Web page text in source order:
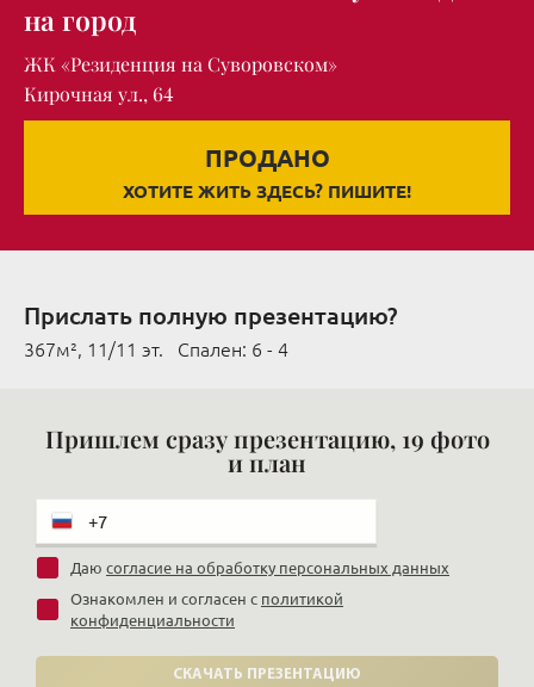
на город
ЖК «Резиденция на Суворовском»
Кирочная ул., 64
ПРОДАНО
ХОТИТЕ ЖИТЬ ЗДЕСЬ? ПИШИТЕ!
Прислать полную презентацию?
367м², 11/11 эт. Cпален: 6 - 4
Пришлем сразу презентацию, 19 фото
и план
Даю согласие на обработку персональных данных
Ознакомлен и согласен с политикой
конфиденциальности
СКАЧАТЬ ПРЕЗЕНТАЦИЮ